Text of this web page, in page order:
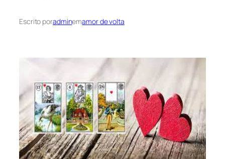
Escrito poradminemamor de volta